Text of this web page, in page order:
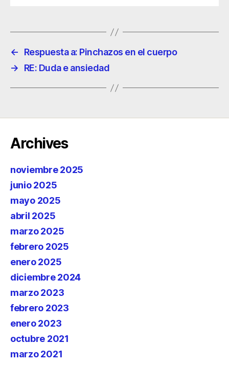
←
Respuesta a: Pinchazos en el cuerpo
→
RE: Duda e ansiedad
Archives
noviembre 2025
junio 2025
mayo 2025
abril 2025
marzo 2025
febrero 2025
enero 2025
diciembre 2024
marzo 2023
febrero 2023
enero 2023
octubre 2021
marzo 2021